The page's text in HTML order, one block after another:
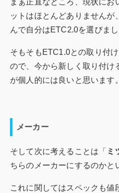
まぁ正直なところ、現状にお
ットはほとんどありませんが
んで自分はETC2.0を選びまし
そもそもETC1.0との取り付
ので、今から新しく取り付け
が個人的には良いと思います。
メーカー
そして次に考えることは「 ミ
ちらのメーカーにするのかと
これに関してはスペックも値